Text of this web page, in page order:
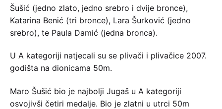
Šušić (jedno zlato, jedno srebro i dvije bronce),
Katarina Benić (tri bronce), Lara Šurković (jedno
srebro), te Paula Damić (jedna bronca).
U A kategoriji natjecali su se plivači i plivačice 2007.
godišta na dionicama 50m.
Maro Šušić bio je najbolji Jugaš u A kategoriji
osvojivši četiri medalje. Bio je zlatni u utrci 50m